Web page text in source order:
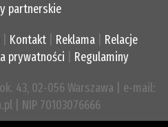
partnerskie
Kontakt Reklama
Relacje
prywatności Regulaminy
43, 02-056 Warszawa | e-mail:
| NIP 70103076666